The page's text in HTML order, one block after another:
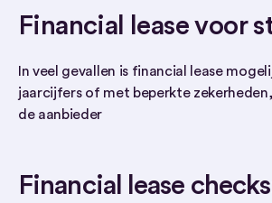
Financial lease voor
In veel gevallen is financial lease
jaarcijfers of met beperkte
de aanbieder
Financial lease